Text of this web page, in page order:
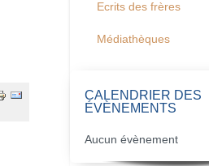
Ecrits des frères
Médiathèques
CALENDRIER DES
ÉVÈNEMENTS
Aucun évènement